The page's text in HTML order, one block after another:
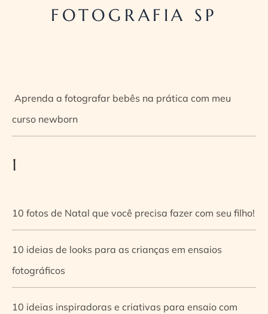
FOTOGRAFIA SP
Aprenda a fotografar bebês na prática com meu
curso newborn
1
10 fotos de Natal que você precisa fazer com seu filho!
10 ideias de looks para as crianças em ensaios
fotográficos
10 ideias inspiradoras e criativas para ensaio com